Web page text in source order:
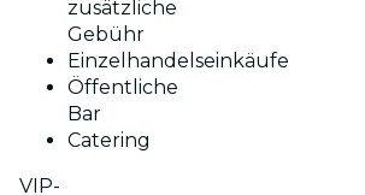
zusätzliche
Gebühr
Einzelhandelseinkäufe
Öffentliche
Bar
Catering
VIP-